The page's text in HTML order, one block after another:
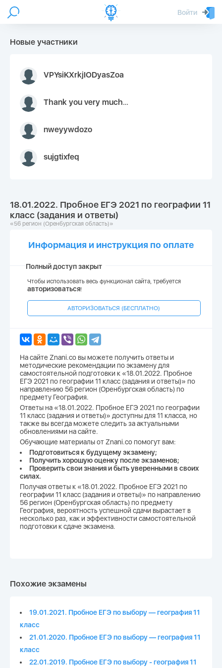
Войти
Новые участники
VPYsiKXrkjIODyasZoa
Thank you very much for your inquiry We appreciate you 9126052 https://youtube.com faceapple !
nweyywdozo
sujgtixfeq
18.01.2022. Пробное ЕГЭ 2021 по географии 11
класс (задания и ответы)
«56 регион (Оренбургская область)»
Информация и инструкция по оплате
Полный доступ закрыт
Чтобы использовать весь функционал сайта, требуется
авторизоваться!
АВТОРИЗОВАТЬСЯ (БЕСПЛАТНО)
На сайте Znani.co вы можете получить ответы и
методические рекомендации по экзамену для
самостоятельной подготовки к «18.01.2022. Пробное
ЕГЭ 2021 по географии 11 класс (задания и ответы)» по
направлению 56 регион (Оренбургская область) по
предмету География.
Ответы на «18.01.2022. Пробное ЕГЭ 2021 по географии
11 класс (задания и ответы)» доступны для 11 класса, но
также вы всегда можете следить за актуальными
обновлениями на сайте.
Обучающие материалы от Znani.co помогут вам:
Подготовиться к будущему экзамену;
Получить хорошую оценку после экзаменов;
Проверить свои знания и быть уверенными в своих
силах.
Получая ответы к «18.01.2022. Пробное ЕГЭ 2021 по
географии 11 класс (задания и ответы)» по направлению
56 регион (Оренбургская область) по предмету
География, вероятность успешной сдачи вырастает в
несколько раз, как и эффективности самостоятельной
подготовки к сдаче экзамена.
Похожие экзамены
19.01.2021. Пробное ЕГЭ по выбору — география 11
класс
21.01.2020. Пробное ЕГЭ по выбору — география 11
класс
22.01.2019. Пробное ЕГЭ по выбору - география 11